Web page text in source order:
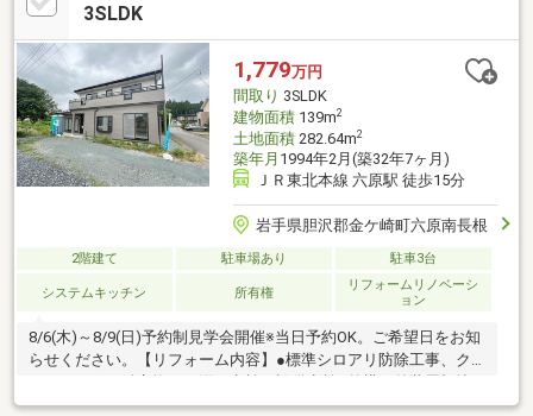
3SLDK
1,779万円
間取り 3SLDK
建物面積139m2
土地面積282.64m2
築年月 1994年2月(築32年7ヶ月)
ＪＲ東北本線 六原駅 徒歩15分
岩手県胆沢郡金ケ崎町六原南長根
2階建て 駐車場あり 駐車3台
システムキッチン 所有権
リフォームリノベーシ
ョン
8/6(木)～8/9(日)予約制見学会開催※当日予約OK。ご希望日をお知
らせください。【リフォーム内容】●標準シロアリ防除工事、ク
装●水回りシステムキッチン交換、ユニットバス交換、トイレ交